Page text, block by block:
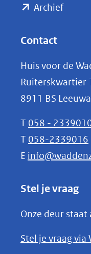
Archief(opent
naar
een
Contact
Huis voor de
Ruiterskwartier
8911 BS
T 058 -
T 058-2339016
E
Stel je vraag
Onze deur
Stel je vraag via